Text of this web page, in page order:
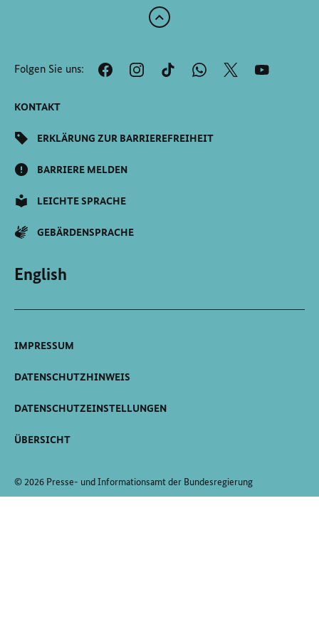
Zum
der
Seite
Folgen Sie uns:
KONTAKT
ERKLÄRUNG ZUR BARRIEREFREIHEIT
BARRIERE MELDEN
LEICHTE SPRACHE
GEBÄRDENSPRACHE
English
IMPRESSUM
DATENSCHUTZHINWEIS
DATENSCHUTZEINSTELLUNGEN
ÜBERSICHT
© 2026 Presse- und Informationsamt der Bundesregierung